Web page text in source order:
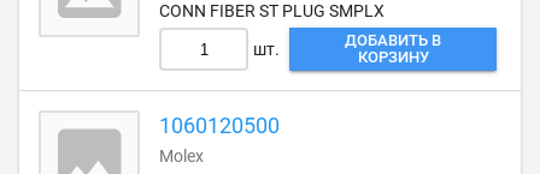
CONN FIBER ST PLUG SMPLX
шт.
ДОБАВИТЬ В
КОРЗИНУ
1060120500
Molex